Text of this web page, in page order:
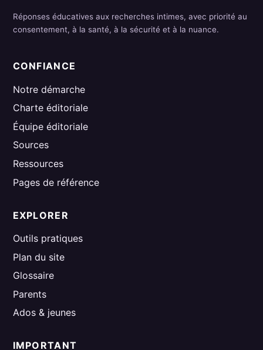
Réponses éducatives aux recherches intimes, avec priorité au
consentement, à la santé, à la sécurité et à la nuance.
CONFIANCE
Notre démarche
Charte éditoriale
Équipe éditoriale
Sources
Ressources
Pages de référence
EXPLORER
Outils pratiques
Plan du site
Glossaire
Parents
Ados & jeunes
IMPORTANT